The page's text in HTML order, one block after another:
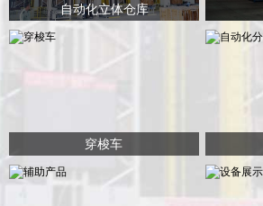
自动化立体仓库
穿梭车